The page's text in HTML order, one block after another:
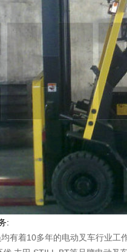
:
有着10多年的电动叉车行业